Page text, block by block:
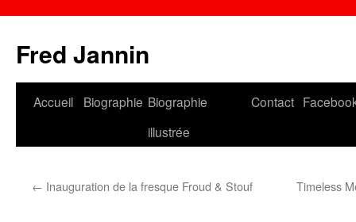
Fred Jannin
Accueil Biographie Biographie
illustrée
Contact
← Inauguration de la fresque Froud & Stouf Timeless